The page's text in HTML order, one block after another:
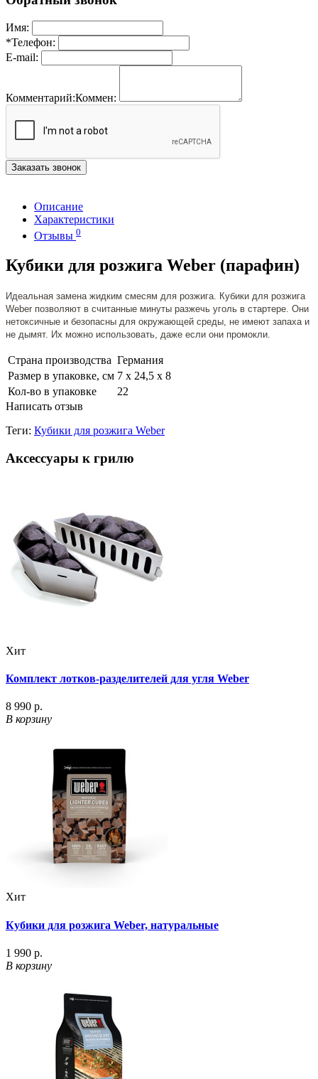
Имя:
*Телефон:
E-mail:
Комментарий:Коммен:
Заказать звонок
Описание
Характеристики
Отзывы 0
Кубики для розжига Weber (парафин)
Идеальная замена жидким смесям для розжига. Кубики для розжига
Weber позволяют в считанные минуты разжечь уголь в стартере. Они
нетоксичные и безопасны для окружающей среды, не имеют запаха и
не дымят. Их можно использовать, даже если они промокли.
Страна производства Германия
Размер в упаковке, см 7 x 24,5 x 8
Кол-во в упаковке
22
Написать отзыв
Теги: Кубики для розжига Weber
Аксессуары к грилю
Хит
Комплект лотков-разделителей для угля Weber
8 990 р.
В корзину
Хит
Кубики для розжига Weber, натуральные
1 990 р.
В корзину